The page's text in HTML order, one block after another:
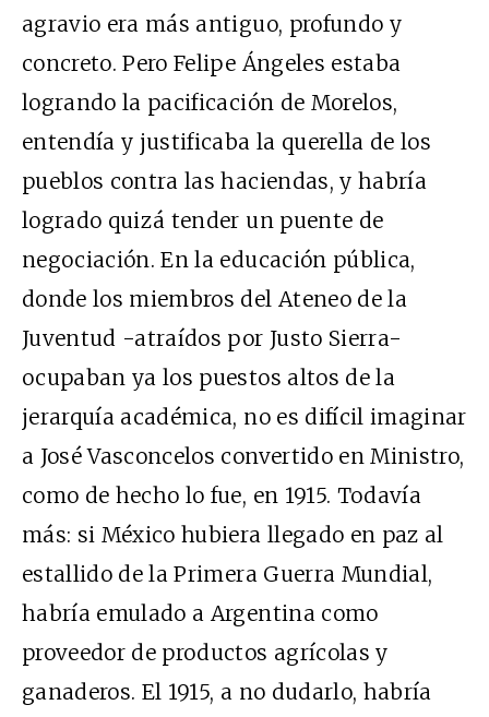
agravio era más antiguo, profundo y
concreto. Pero Felipe Ángeles estaba
logrando la pacificación de Morelos,
entendía y justificaba la querella de los
pueblos contra las haciendas, y habría
logrado quizá tender un puente de
negociación. En la educación pública,
donde los miembros del Ateneo de la
Juventud -atraídos por Justo Sierra-
ocupaban ya los puestos altos de la
jerarquía académica, no es difícil imaginar
a José Vasconcelos convertido en Ministro,
como de hecho lo fue, en 1915. Todavía
más: si México hubiera llegado en paz al
estallido de la Primera Guerra Mundial,
habría emulado a Argentina como
proveedor de productos agrícolas y
ganaderos. El 1915, a no dudarlo, habría